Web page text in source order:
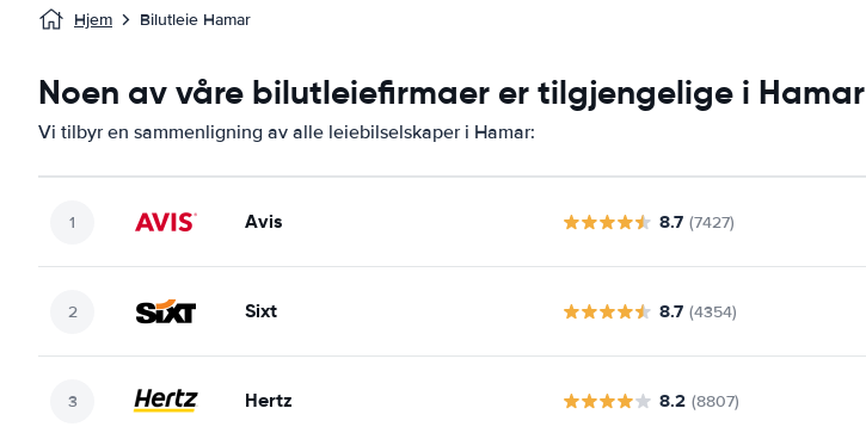
Hjem Bilutleie Hamar
Noen av våre bilutleiefirmaer er tilgjengelige i Hamar
Vi tilbyr en sammenligning av alle leiebilselskaper i Hamar:
Avis 8.7 (7427)
Sixt 8.7 (4354)
Hertz 8.2 (8807)